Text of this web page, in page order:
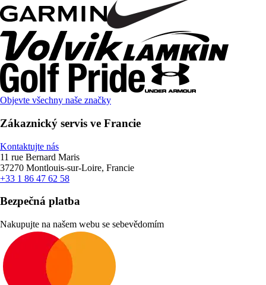
Objevte všechny naše značky
Zákaznický servis ve Francie
Kontaktujte nás
11 rue Bernard Maris
37270 Montlouis-sur-Loire, Francie
+33 1 86 47 62 58
Bezpečná platba
Nakupujte na našem webu se sebevědomím